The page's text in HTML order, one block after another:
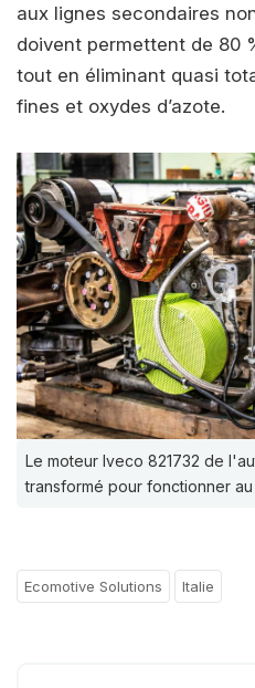
aux lignes secondaires
doivent permettent de 80
tout en éliminant quasi
fines et oxydes d’azote.
Le moteur Iveco 821732 de
transformé pour fonctionner au
Ecomotive Solutions Italie